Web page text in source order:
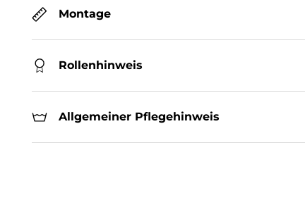
Montage
Rollenhinweis
Allgemeiner Pflegehinweis